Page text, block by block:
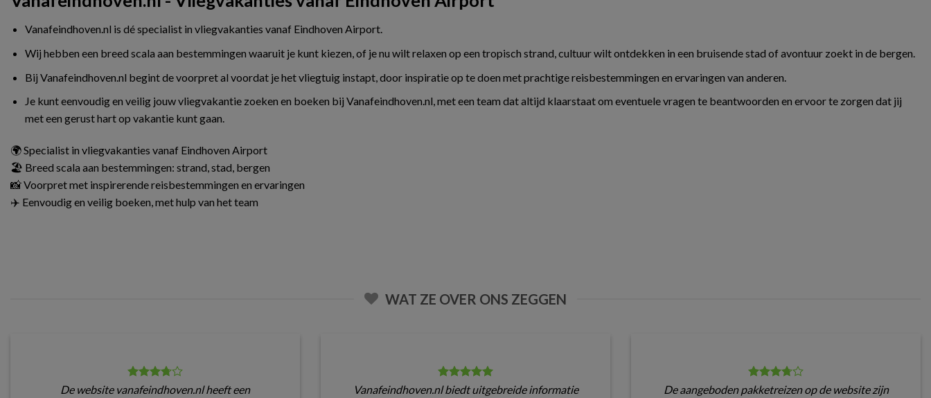
Vanafeindhoven.nl is dé specialist in vliegvakanties vanaf Eindhoven Airport.
Wij hebben een breed scala aan bestemmingen waaruit je kunt kiezen, of je nu wilt relaxen op een tropisch strand, cultuur wilt ontdekken in een bruisende stad of avontuur zoekt in de bergen.
Bij Vanafeindhoven.nl begint de voorpret al voordat je het vliegtuig instapt, door inspiratie op te doen met prachtige reisbestemmingen en ervaringen van anderen.
Je kunt eenvoudig en veilig jouw vliegvakantie zoeken en boeken bij Vanafeindhoven.nl, met een team dat altijd klaarstaat om eventuele vragen te beantwoorden en ervoor te zorgen dat jij
met een gerust hart op vakantie kunt gaan.
🌍 Specialist in vliegvakanties vanaf Eindhoven Airport
🏖️ Breed scala aan bestemmingen: strand, stad, bergen
📸 Voorpret met inspirerende reisbestemmingen en ervaringen
✈️ Eenvoudig en veilig boeken, met hulp van het team
WAT ZE OVER ONS ZEGGEN
De website vanafeindhoven.nl heeft een Vanafeindhoven.nl biedt uitgebreide informatie De aangeboden pakketreizen op de website zijn